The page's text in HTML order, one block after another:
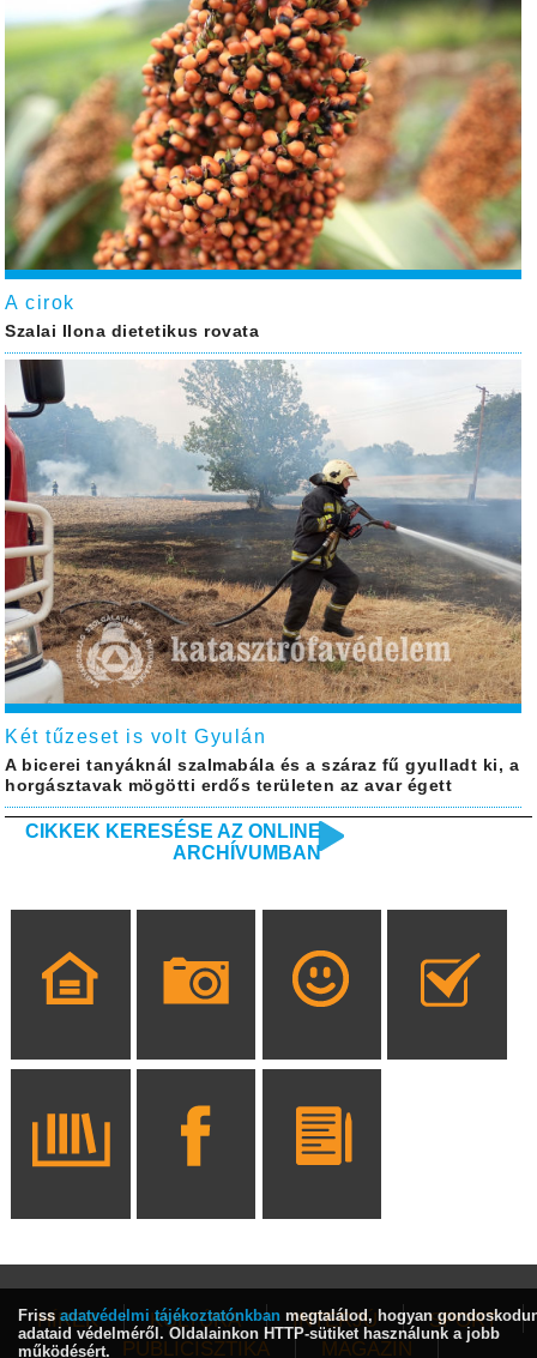
A cirok
Szalai Ilona dietetikus rovata
Két tűzeset is volt Gyulán
A bicerei tanyáknál szalmabála és a száraz fű gyulladt ki, a
horgásztavak mögötti erdős területen az avar égett
CIKKEK KERESÉSE AZ ONLINE
ARCHÍVUMBAN
HÍREK KULTÚRA INTERJÚ
SPORT
PUBLICISZTIKA
MAGAZIN
Friss adatvédelmi tájékoztatónkban megtalálod, hogyan
adataid védelméről. Oldalainkon HTTP-sütiket használunk a jobb
működésért.